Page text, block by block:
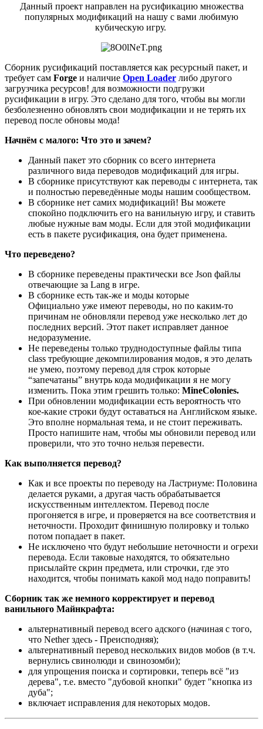
Данный проект направлен на русификацию множества
популярных модификаций на нашу с вами любимую
кубическую игру.
Сборник русификаций поставляется как ресурсный пакет, и
требует сам Forge и наличие Open Loader либо другого
загрузчика ресурсов! для возможности подгрузки
русификации в игру. Это сделано для того, чтобы вы могли
безболезненно обновлять свои модификации и не терять их
перевод после обновы мода!
Начнём с малого: Что это и зачем?
Данный пакет это сборник со всего интернета
различного вида переводов модификаций для игры.
В сборнике присутствуют как переводы с интернета, так
и полностью переведённые моды нашим сообществом.
В сборнике нет самих модификаций! Вы можете
спокойно подключить его на ванильную игру, и ставить
любые нужные вам моды. Если для этой модификации
есть в пакете русификация, она будет применена.
Что переведено?
В сборнике переведены практически все Json файлы
отвечающие за Lang в игре.
В сборнике есть так-же и моды которые
Официально уже имеют переводы, но по каким-то
причинам не обновляли перевод уже несколько лет до
последних версий. Этот пакет исправляет данное
недоразумение.
Не переведены только труднодоступные файлы типа
class требующие декомпилирования модов, я это делать
не умею, поэтому перевод для строк которые
“запечатаны” внутрь кода модификации я не могу
изменить. Пока этим грешить только: MineColonies.
При обновлении модификации есть вероятность что
кое-какие строки будут оставаться на Английском языке.
Это вполне нормальная тема, и не стоит переживать.
Просто напишите нам, чтобы мы обновили перевод или
проверили, что это точно нельзя перевести.
Как выполняется перевод?
Как и все проекты по переводу на Ластриуме: Половина
делается руками, а другая часть обрабатывается
искусственным интеллектом. Перевод после
прогоняется в игре, и проверяется на все соответствия и
неточности. Проходит финишную полировку и только
потом попадает в пакет.
Не исключено что будут небольшие неточности и огрехи
перевода. Если таковые находятся, то обязательно
присылайте скрин предмета, или строчки, где это
находится, чтобы понимать какой мод надо поправить!
Сборник так же немного корректирует и перевод
ванильного Майнкрафта:
альтернативный перевод всего адского (начиная с того,
что Nether здесь - Преисподняя);
альтернативный перевод нескольких видов мобов (в т.ч.
вернулись свинолюди и свинозомби);
для упрощения поиска и сортировки, теперь всё "из
дерева", т.е. вместо "дубовой кнопки" будет "кнопка из
дуба";
включает исправления для некоторых модов.